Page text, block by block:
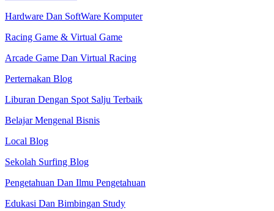
Hardware Dan SoftWare Komputer
Racing Game & Virtual Game
Arcade Game Dan Virtual Racing
Perternakan Blog
Liburan Dengan Spot Salju Terbaik
Belajar Mengenal Bisnis
Local Blog
Sekolah Surfing Blog
Pengetahuan Dan Ilmu Pengetahuan
Edukasi Dan Bimbingan Study